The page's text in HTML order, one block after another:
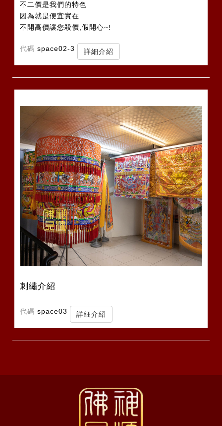
不二價是我們的特色
因為就是便宜實在
不開高價讓您殺價,假開心~!
代碼 space02-3 詳細介紹
刺繡介紹
代碼 space03 詳細介紹